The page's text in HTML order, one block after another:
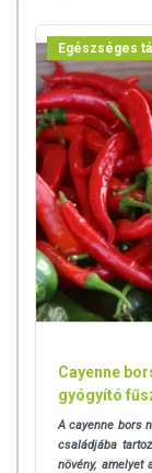
Egészséges
Cayenne
gyógyító
A cayenne bors
családjába
növény, amelyet